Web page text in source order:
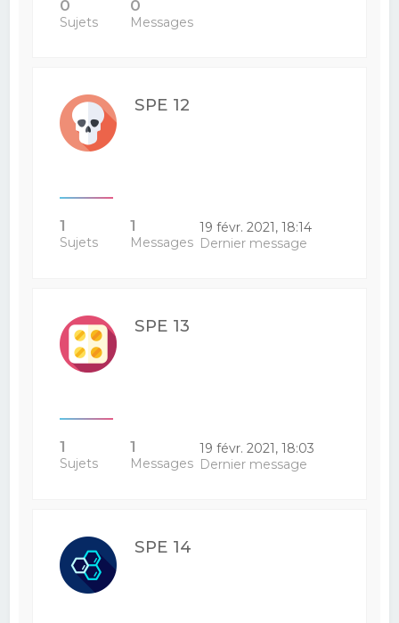
0
Sujets
0
Messages
SPE 12
1
Sujets
1
Messages
19 févr. 2021, 18:14
Dernier message
SPE 13
1
Sujets
1
Messages
19 févr. 2021, 18:03
Dernier message
SPE 14